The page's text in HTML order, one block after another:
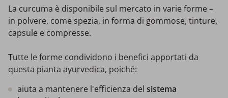
La curcuma è disponibile sul mercato in varie forme –
in polvere, come spezia, in forma di gommose, tinture,
capsule e compresse.
Tutte le forme condividono i benefici apportati da
questa pianta ayurvedica, poiché:
aiuta a mantenere l'efficienza del sistema